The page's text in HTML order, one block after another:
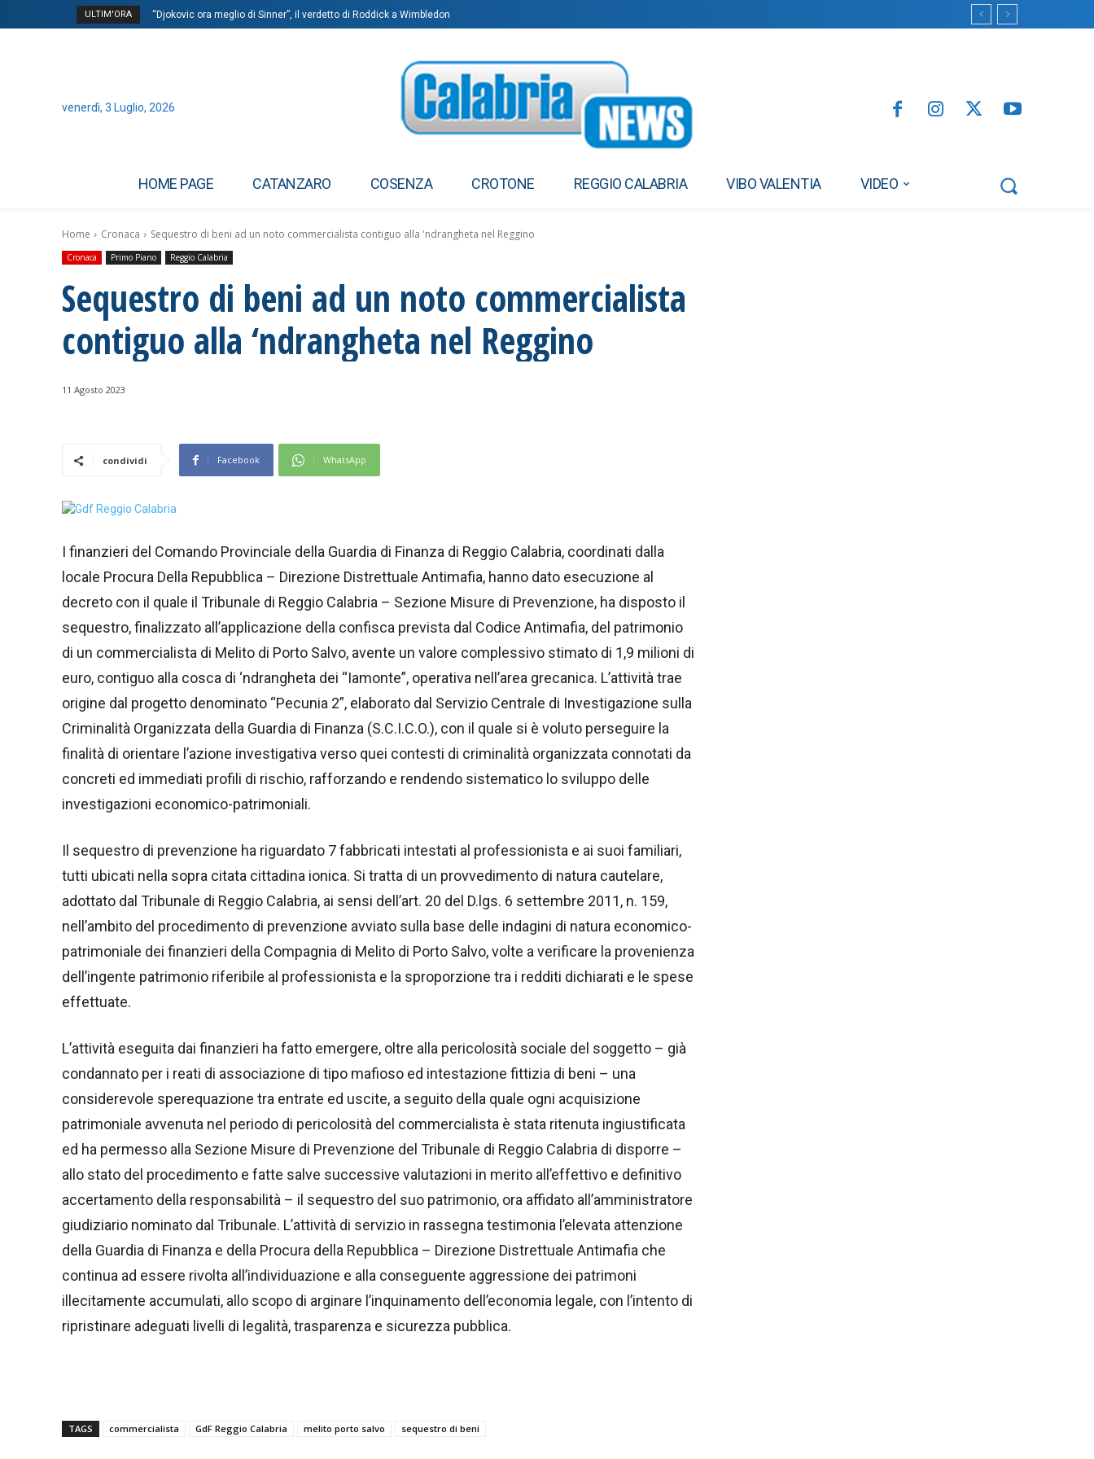
ULTIM'ORA “Djokovic ora meglio di Sinner”, il verdetto di Roddick a Wimbledon
Spagna-Austria, gol annullato a Cucurella per fallo su portiere: cosa è successo
venerdì, 3 Luglio, 2026
HOME PAGE CATANZARO COSENZA CROTONE REGGIO CALABRIA VIBO VALENTIA VIDEO
Home Cronaca Sequestro di beni ad un noto commercialista contiguo alla 'ndrangheta nel Reggino
Cronaca Primo Piano Reggio Calabria
Sequestro di beni ad un noto commercialista
contiguo alla ‘ndrangheta nel Reggino
11 Agosto 2023
condividi Facebook WhatsApp
I finanzieri del Comando Provinciale della Guardia di Finanza di Reggio Calabria, coordinati dalla
locale Procura Della Repubblica – Direzione Distrettuale Antimafia, hanno dato esecuzione al
decreto con il quale il Tribunale di Reggio Calabria – Sezione Misure di Prevenzione, ha disposto il
sequestro, finalizzato all’applicazione della confisca prevista dal Codice Antimafia, del patrimonio
di un commercialista di Melito di Porto Salvo, avente un valore complessivo stimato di 1,9 milioni di
euro, contiguo alla cosca di ‘ndrangheta dei “Iamonte”, operativa nell’area grecanica. L’attività trae
origine dal progetto denominato “Pecunia 2”, elaborato dal Servizio Centrale di Investigazione sulla
Criminalità Organizzata della Guardia di Finanza (S.C.I.C.O.), con il quale si è voluto perseguire la
finalità di orientare l’azione investigativa verso quei contesti di criminalità organizzata connotati da
concreti ed immediati profili di rischio, rafforzando e rendendo sistematico lo sviluppo delle
investigazioni economico-patrimoniali.
Il sequestro di prevenzione ha riguardato 7 fabbricati intestati al professionista e ai suoi familiari,
tutti ubicati nella sopra citata cittadina ionica. Si tratta di un provvedimento di natura cautelare,
adottato dal Tribunale di Reggio Calabria, ai sensi dell’art. 20 del D.lgs. 6 settembre 2011, n. 159,
nell’ambito del procedimento di prevenzione avviato sulla base delle indagini di natura economico-
patrimoniale dei finanzieri della Compagnia di Melito di Porto Salvo, volte a verificare la provenienza
dell’ingente patrimonio riferibile al professionista e la sproporzione tra i redditi dichiarati e le spese
effettuate.
L’attività eseguita dai finanzieri ha fatto emergere, oltre alla pericolosità sociale del soggetto – già
condannato per i reati di associazione di tipo mafioso ed intestazione fittizia di beni – una
considerevole sperequazione tra entrate ed uscite, a seguito della quale ogni acquisizione
patrimoniale avvenuta nel periodo di pericolosità del commercialista è stata ritenuta ingiustificata
ed ha permesso alla Sezione Misure di Prevenzione del Tribunale di Reggio Calabria di disporre –
allo stato del procedimento e fatte salve successive valutazioni in merito all’effettivo e definitivo
accertamento della responsabilità – il sequestro del suo patrimonio, ora affidato all’amministratore
giudiziario nominato dal Tribunale. L’attività di servizio in rassegna testimonia l’elevata attenzione
della Guardia di Finanza e della Procura della Repubblica – Direzione Distrettuale Antimafia che
continua ad essere rivolta all’individuazione e alla conseguente aggressione dei patrimoni
illecitamente accumulati, allo scopo di arginare l’inquinamento dell’economia legale, con l’intento di
ripristinare adeguati livelli di legalità, trasparenza e sicurezza pubblica.
TAGS commercialista GdF Reggio Calabria melito porto salvo sequestro di beni